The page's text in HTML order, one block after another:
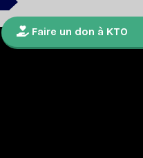
Faire un don à KTO